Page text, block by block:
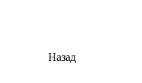
Назад